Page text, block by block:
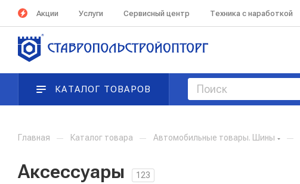
Акции Услуги Сервисный центр Техника с наработкой
КАТАЛОГ ТОВАРОВ
Главная — Каталог товара — Автомобильные товары. Шины —
Аксессуары 123